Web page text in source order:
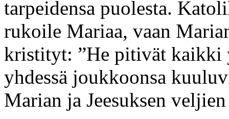
tarpeidensa puolesta.
rukoile Mariaa, vaan
kristityt: ”He pitivät kaikki
yhdessä joukkoonsa
Marian ja Jeesuksen